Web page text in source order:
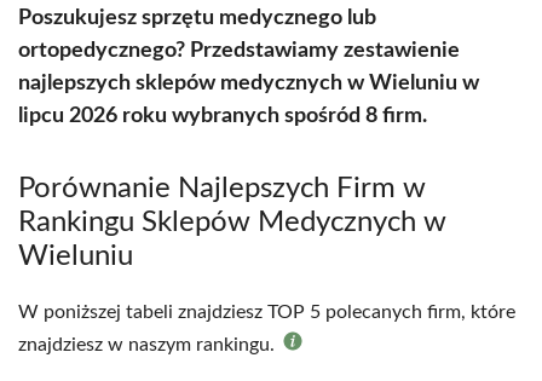
Poszukujesz sprzętu medycznego lub
ortopedycznego? Przedstawiamy zestawienie
najlepszych sklepów medycznych w Wieluniu w
lipcu 2026 roku wybranych spośród 8 firm.
Porównanie Najlepszych Firm w
Rankingu Sklepów Medycznych w
Wieluniu
W poniższej tabeli znajdziesz TOP 5 polecanych firm, które
znajdziesz w naszym rankingu.